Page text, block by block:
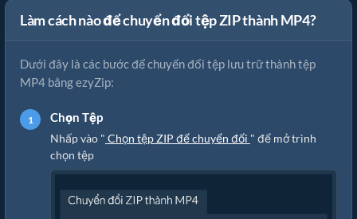
Làm cách nào để chuyển đổi tệp ZIP thành MP4?
Dưới đây là các bước để chuyển đổi tệp lưu trữ thành tệp
MP4 bằng ezyZip:
Chọn Tệp
Nhấp vào " Chọn tệp ZIP để chuyển đổi " để mở trình
chọn tệp